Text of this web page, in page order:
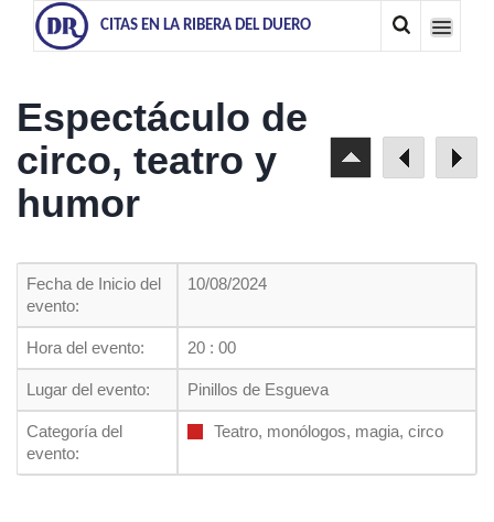
CITAS EN LA RIBERA DEL DUERO
Espectáculo de
circo, teatro y
humor
Fecha de Inicio del
evento:
10/08/2024
Hora del evento: 20 : 00
Lugar del evento: Pinillos de Esgueva
Categoría del
evento:
Teatro, monólogos, magia, circo